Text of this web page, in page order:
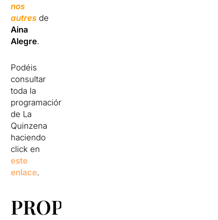
nos
autres de
Aina
Alegre.
Podéis
consultar
toda la
programación
de La
Quinzena
haciendo
click en
este
enlace.
PROPUESTAS